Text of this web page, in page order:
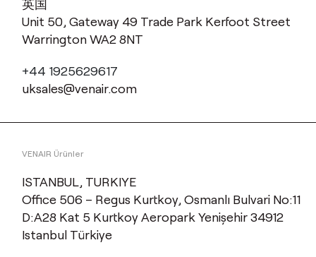
英国
Unit 50, Gateway 49 Trade Park Kerfoot Street
Warrington WA2 8NT
+44 1925629617
uksales@venair.com
VENAIR Ürünler
ISTANBUL, TURKIYE
Office 506 – Regus Kurtkoy, Osmanlı Bulvari No:11
D:A28 Kat 5 Kurtkoy Aeropark Yenişehir 34912
Istanbul Türkiye